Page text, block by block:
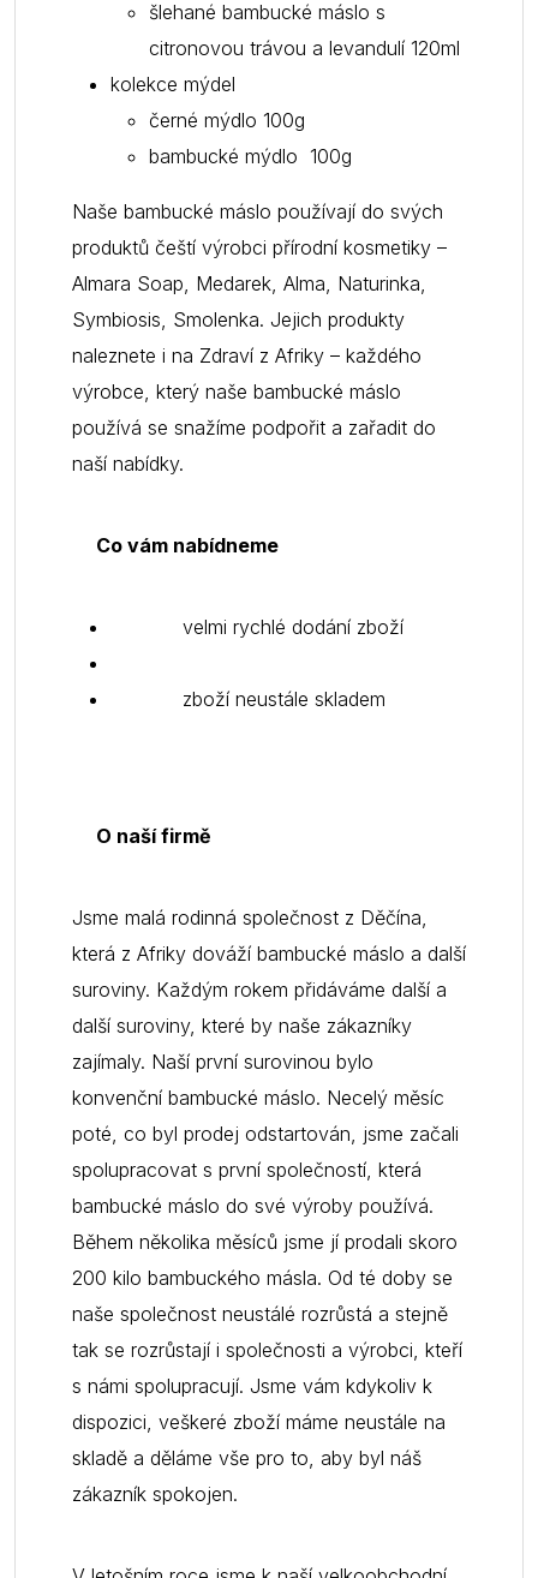
šlehané bambucké máslo s
citronovou trávou a levandulí 120ml
kolekce mýdel
černé mýdlo 100g
bambucké mýdlo 100g
Naše bambucké máslo používají do svých
produktů čeští výrobci přírodní kosmetiky –
Almara Soap, Medarek, Alma, Naturinka,
Symbiosis, Smolenka. Jejich produkty
naleznete i na Zdraví z Afriky – každého
výrobce, který naše bambucké máslo
používá se snažíme podpořit a zařadit do
naší nabídky.
Co vám nabídneme
velmi rychlé dodání zboží
zboží neustále skladem
O naší firmě
Jsme malá rodinná společnost z Děčína,
která z Afriky dováží bambucké máslo a další
suroviny. Každým rokem přidáváme další a
další suroviny, které by naše zákazníky
zajímaly. Naší první surovinou bylo
konvenční bambucké máslo. Necelý měsíc
poté, co byl prodej odstartován, jsme začali
spolupracovat s první společností, která
bambucké máslo do své výroby používá.
Během několika měsíců jsme jí prodali skoro
200 kilo bambuckého másla. Od té doby se
naše společnost neustálé rozrůstá a stejně
tak se rozrůstají i společnosti a výrobci, kteří
s námi spolupracují. Jsme vám kdykoliv k
dispozici, veškeré zboží máme neustále na
skladě a děláme vše pro to, aby byl náš
zákazník spokojen.